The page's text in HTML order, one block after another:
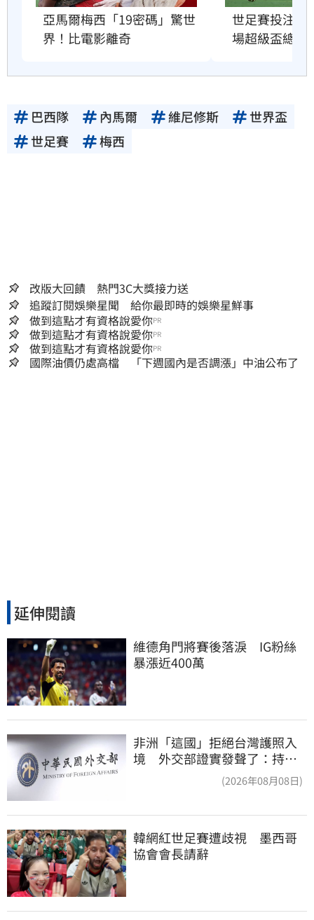
亞馬爾梅西「19密碼」驚世
界！比電影離奇
世足賽投注額
場超級盃總和
巴西隊 內馬爾 維尼修斯
世界盃
世足賽
梅西
改版大回饋 熱門3C大獎接力送
追蹤訂閱娛樂星聞 給你最即時的娛樂星鮮事
做到這點才有資格說愛你PR
做到這點才有資格說愛你PR
做到這點才有資格說愛你PR
國際油價仍處高檔 「下週國內是否調漲」中油公布了
延伸閱讀
維德角門將賽後落淚　IG粉絲
暴漲近400萬
非洲「這國」拒絕台灣護照入
境 外交部證實發聲了：持續
(2026年08月08日)
韓網紅世足賽遭歧視　墨西哥
協會會長請辭